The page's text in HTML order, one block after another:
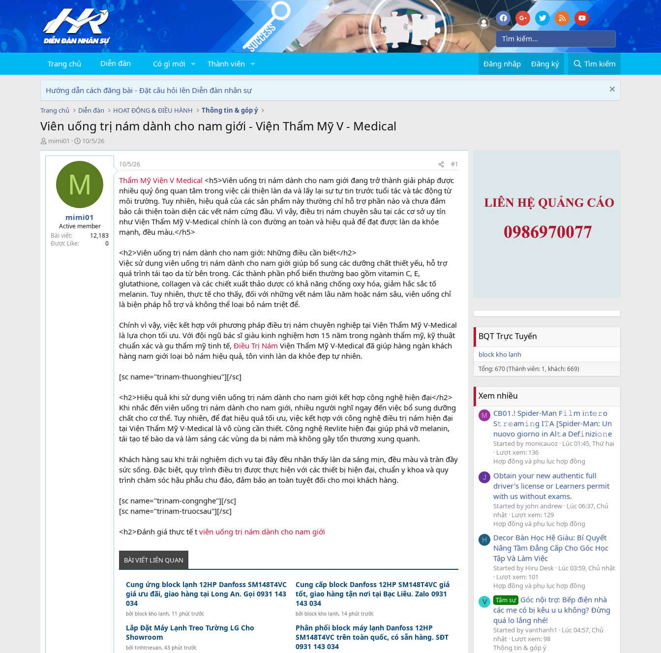
Trang chủ Diễn đàn Có gì mới Thành viên Đăng nhập Đăng ký Tìm kiếm
Hướng dẫn cách đăng bài - Đặt câu hỏi lên Diễn đàn nhân sự
Trang chủ Diễn đàn HOẠT ĐỘNG & ĐIỀU HÀNH Thông tin & góp ý
Viên uống trị nám dành cho nam giới - Viện Thẩm Mỹ V - Medical
T
h
r
mimi01
N
g
à
g
ử
i
10/5/26
M
mimi01
Active member
Bài viết
12,183
Được Like
0
10/5/26 #1
Thẩm Mỹ Viện V Medical <h5>Viên uống trị nám dành cho nam giới đang trở thành giải pháp được
nhiều quý ông quan tâm trong việc cải thiện làn da và lấy lại sự tự tin trước tuổi tác và tác động từ
môi trường. Tuy nhiên, hiệu quả của các sản phẩm này thường chỉ hỗ trợ phần nào và chưa đảm
bảo cải thiện toàn diện các vết nám cứng đầu. Vì vậy, điều trị nám chuyên sâu tại các cơ sở uy tín
như Viện Thẩm Mỹ V-Medical chính là con đường an toàn và hiệu quả để đạt được làn da khỏe
mạnh, đều màu.</h5>
<h2>Viên uống trị nám dành cho nam giới: Những điều cần biết</h2>
Việc sử dụng viên uống trị nám dành cho nam giới giúp bổ sung các dưỡng chất thiết yếu, hỗ trợ
quá trình tái tạo da từ bên trong. Các thành phần phổ biến thường bao gồm vitamin C, E,
glutathione, collagen và các chiết xuất thảo dược có khả năng chống oxy hóa, giảm hắc sắc tố
melanin. Tuy nhiên, thực tế cho thấy, đối với những vết nám lâu năm hoặc nám sâu, viên uống chỉ
là biện pháp hỗ trợ và không thể loại bỏ nám triệt để.
Chính vì vậy, việc kết hợp với phương pháp điều trị nám chuyên nghiệp tại Viện Thẩm Mỹ V-Medical
là lựa chọn tối ưu. Với đội ngũ bác sĩ giàu kinh nghiệm hơn 15 năm trong ngành thẩm mỹ, kỹ thuật
chuẩn xác và gu thẩm mỹ tinh tế, Điều Trị Nám Viện Thẩm Mỹ V-Medical đã giúp hàng ngàn khách
hàng nam giới loại bỏ nám hiệu quả, tôn vinh làn da khỏe đẹp tự nhiên.
[sc name="trinam-thuonghieu"][/sc]
<h2>Hiệu quả khi sử dụng viên uống trị nám dành cho nam giới kết hợp công nghệ hiện đại</h2>
Khi nhắc đến viên uống trị nám dành cho nam giới, nhiều người nghĩ ngay đến việc bổ sung dưỡng
chất cho cơ thể. Tuy nhiên, để đạt hiệu quả tối ưu, việc kết hợp với công nghệ điều trị nám hiện đại
tại Viện Thẩm Mỹ V-Medical là vô cùng cần thiết. Công nghệ Revlite hiện đại giúp phá vỡ melanin,
tái tạo tế bào da và làm sáng các vùng da bị nám mà không gây tổn thương xung quanh.
Khách hàng sau khi trải nghiệm dịch vụ tại đây đều nhận thấy làn da sáng mịn, đều màu và tràn đầy
sức sống. Đặc biệt, quy trình điều trị được thực hiện với các thiết bị hiện đại, chuẩn y khoa và quy
trình chăm sóc hậu phẫu chu đáo, đảm bảo an toàn tuyệt đối cho mọi khách hàng.
[sc name="trinam-congnghe"][/sc]
[sc name="trinam-truocsau"][/sc]
<h2>Đánh giá thực tế t viên uống trị nám dành cho nam giới
BÀI VIẾT LIÊN QUAN
Cung ứng block lạnh 12HP Danfoss SM148T4VC
giá ưu đãi, giao hàng tại Long An. Gọi 0931 143
034
bởi block kho lạnh, 11 phút trước
Cung cấp block Danfoss 12HP SM148T4VC giá
tốt, giao hàng tận nơi tại Bạc Liêu. Zalo 0931
143 034
bởi block kho lạnh, 14 phút trước
Lắp Đặt Máy Lạnh Treo Tường LG Cho
Showroom
bởi tinhtrieuan, 43 phút trước
Phân phối block máy lạnh Danfoss 12HP
SM148T4VC trên toàn quốc, có sẵn hàng. SĐT
0931 143 034
BQT Trực Tuyến
block kho lạnh
Tổng: 670 (Thành viên: 1, khách: 669)
Xem nhiều
M
CB01.! Spider-Man F𝚒𝚕m i𝚗t𝚎𝚛o
S𝚝𝚛𝚎am𝚒𝚗g I𝚃A [Spider-Man: Un
nuovo giorno in Al𝚝a Def𝚒nizi𝚘𝚗e
Started by monicauoz Lúc 01:45, Thứ hai
Lượt xem: 136
Hợp đồng và phụ lục hợp đồng
J
Obtain your new authentic full
driver's license or Learners permit
with us without exams.
Started by john andrew Lúc 06:37, Chủ
nhật Lượt xem: 129
Hợp đồng và phụ lục hợp đồng
H
Decor Bàn Học Hệ Giàu: Bí Quyết
Nâng Tầm Đẳng Cấp Cho Góc Học
Tập Và Làm Việc
Started by Hiru Desk Lúc 03:59, Chủ nhật
Lượt xem: 101
Hợp đồng và phụ lục hợp đồng
V Tâm sự Góc nội trợ: Bếp điện nhà
các mẹ có bị kêu u u không? Đừng
quá lo lắng nhé!
Started by vanthanh1
Lúc 04:57, Chủ
nhật Lượt xem: 98
Thông tin & góp ý